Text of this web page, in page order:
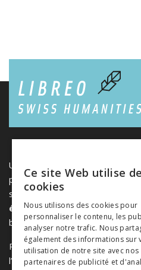
Une plateforme unique
publiés par les éditeurs suisses
sociales. Libreo.ch est la propriété
éditeurs de sciences sociales
but lucratif.
Projet réalisé avec le soutien de
l’instruction publique de la Suisse
Ce site Web utilise
cookies
Nous utilisons des cookies pour
personnaliser le contenu, les
analyser notre trafic. Nous
également des informations sur
utilisation de notre site avec nos
partenaires de publicité et